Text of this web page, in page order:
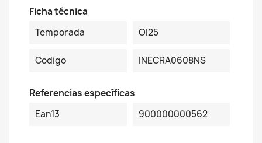
Ficha técnica
Temporada
OI25
Codigo INECRA0608NS
Referencias específicas
Ean13
900000000562